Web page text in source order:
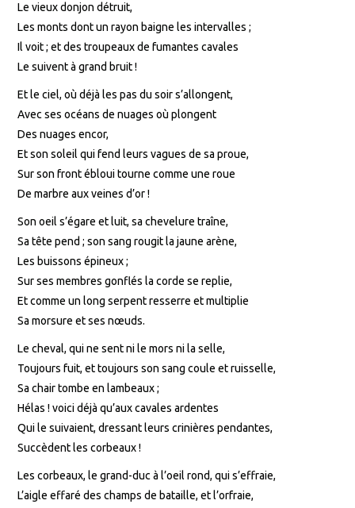
Le vieux donjon détruit,
Les monts dont un rayon baigne les intervalles ;
Il voit ; et des troupeaux de fumantes cavales
Le suivent à grand bruit !
Et le ciel, où déjà les pas du soir s’allongent,
Avec ses océans de nuages où plongent
Des nuages encor,
Et son soleil qui fend leurs vagues de sa proue,
Sur son front ébloui tourne comme une roue
De marbre aux veines d’or !
Son oeil s’égare et luit, sa chevelure traîne,
Sa tête pend ; son sang rougit la jaune arène,
Les buissons épineux ;
Sur ses membres gonflés la corde se replie,
Et comme un long serpent resserre et multiplie
Sa morsure et ses nœuds.
Le cheval, qui ne sent ni le mors ni la selle,
Toujours fuit, et toujours son sang coule et ruisselle,
Sa chair tombe en lambeaux ;
Hélas ! voici déjà qu’aux cavales ardentes
Qui le suivaient, dressant leurs crinières pendantes,
Succèdent les corbeaux !
Les corbeaux, le grand-duc à l’oeil rond, qui s’effraie,
L’aigle effaré des champs de bataille, et l’orfraie,